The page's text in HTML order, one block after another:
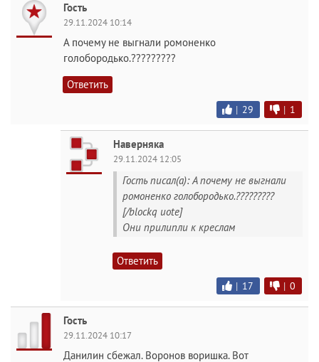
Гость
29.11.2024 10:14
А почему не выгнали ромоненко
голобородько.?????????
Ответить
| 29 | 1
Наверняка
29.11.2024 12:05
Гость писал(а): А почему не выгнали
ромоненко голобородько.?????????
[/blockq uote]
Они прилипли к креслам
Ответить
| 17 | 0
Гость
29.11.2024 10:17
Данилин сбежал. Воронов воришка. Вот